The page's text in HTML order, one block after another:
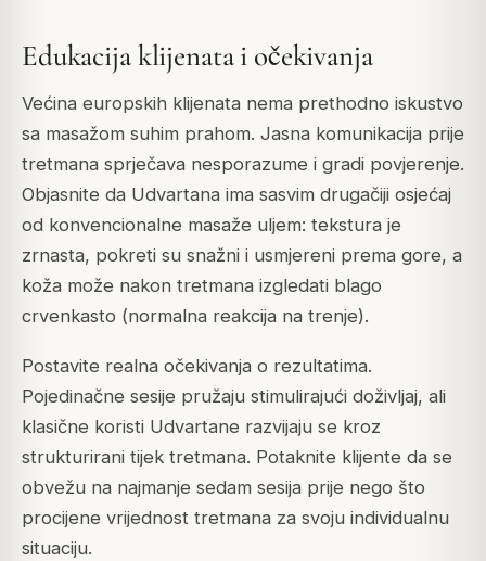
Edukacija klijenata i očekivanja
Većina europskih klijenata nema prethodno iskustvo
sa masažom suhim prahom. Jasna komunikacija prije
tretmana sprječava nesporazume i gradi povjerenje.
Objasnite da Udvartana ima sasvim drugačiji osjećaj
od konvencionalne masaže uljem: tekstura je
zrnasta, pokreti su snažni i usmjereni prema gore, a
koža može nakon tretmana izgledati blago
crvenkasto (normalna reakcija na trenje).
Postavite realna očekivanja o rezultatima.
Pojedinačne sesije pružaju stimulirajući doživljaj, ali
klasične koristi Udvartane razvijaju se kroz
strukturirani tijek tretmana. Potaknite klijente da se
obvežu na najmanje sedam sesija prije nego što
procijene vrijednost tretmana za svoju individualnu
situaciju.